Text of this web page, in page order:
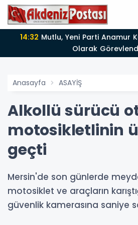
14:12Anamur'da Kasten öldürmeye teşebbüs şüphelisi
Anasayfa ASAYİŞ
Alkollü sürücü
motosikletlinin
geçti
Mersin'de son günlerde
motosiklet ve araçların
güvenlik kamerasına saniye